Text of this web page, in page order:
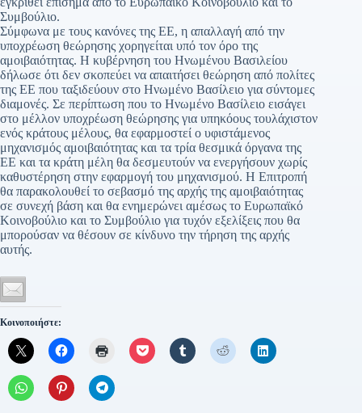
Συμβούλιο.
Σύμφωνα με τους κανόνες της ΕΕ, η απαλλαγή από την
υποχρέωση θεώρησης χορηγείται υπό τον όρο της
αμοιβαιότητας. Η κυβέρνηση του Ηνωμένου Βασιλείου
δήλωσε ότι δεν σκοπεύει να απαιτήσει θεώρηση από πολίτες
της ΕΕ που ταξιδεύουν στο Ηνωμένο Βασίλειο για σύντομες
διαμονές. Σε περίπτωση που το Ηνωμένο Βασίλειο εισάγει
στο μέλλον υποχρέωση θεώρησης για υπηκόους τουλάχιστον
ενός κράτους μέλους, θα εφαρμοστεί ο υφιστάμενος
μηχανισμός αμοιβαιότητας και τα τρία θεσμικά όργανα της
ΕΕ και τα κράτη μέλη θα δεσμευτούν να ενεργήσουν χωρίς
καθυστέρηση στην εφαρμογή του μηχανισμού. Η Επιτροπή
θα παρακολουθεί το σεβασμό της αρχής της αμοιβαιότητας
σε συνεχή βάση και θα ενημερώνει αμέσως το Ευρωπαϊκό
Κοινοβούλιο και το Συμβούλιο για τυχόν εξελίξεις που θα
μπορούσαν να θέσουν σε κίνδυνο την τήρηση της αρχής
αυτής.
Κοινοποιήστε: